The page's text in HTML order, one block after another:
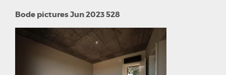
Bode pictures Jun 2023 528